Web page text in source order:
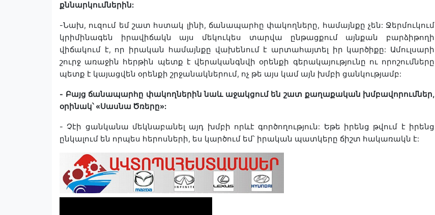
քննարկումներին:
-Նախ, ուզում եմ շատ հստակ լինի, ճանապարհը փակողները, համայնքը չեն: Ջերմուկում
կրիմինագեն
իրավիճակն այս մեկուկես տարվա ընթացքում այնքան
բարձիթողի
վիճակում է, որ իրական համայնքը վախենում է արտահայտել իր կարծիքը: Ամուլսարի
շուրջ առաջին հերթին պետք է վերականգնվի օրենքի գերակայությունը ու որոշումները
պետք է կայացվեն օրենքի շրջանակներում, ոչ թե այս կամ այն խմբի ցանկությամբ:
- Բայց ճանապարհը փակողներին նաև աջակցում են շատ քաղաքական խմբավորումներ,
օրինակ՝ «Սասնա Ծռերը»:
- Չէի ցանկանա մեկնաբանել այդ խմբի որևէ գործողություն: Եթե իրենց թվում է իրենց
ընկալում են որպես հերոսների, ես կարծում եմ՝ իրական պատկերը ճիշտ հակառակն է: